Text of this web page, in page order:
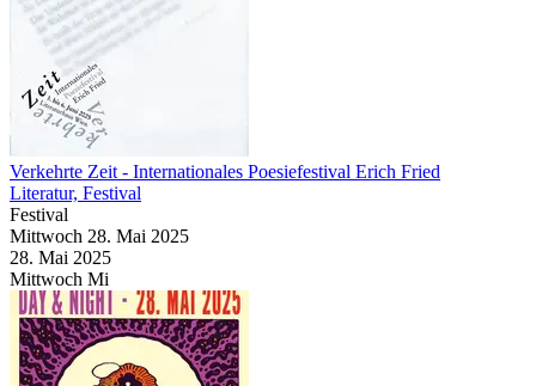
Verkehrte Zeit - Internationales Poesiefestival Erich Fried
Literatur, Festival
Festival
Mittwoch 28. Mai 2025
28. Mai 2025
Mittwoch Mi